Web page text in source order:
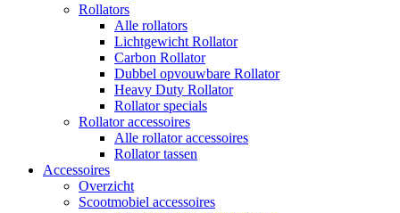
Rollators
Alle rollators
Lichtgewicht Rollator
Carbon Rollator
Dubbel opvouwbare Rollator
Heavy Duty Rollator
Rollator specials
Rollator accessoires
Alle rollator accessoires
Rollator tassen
Accessoires
Overzicht
Scootmobiel accessoires